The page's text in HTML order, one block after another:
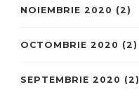
NOIEMBRIE 2020 (2)
OCTOMBRIE 2020 (2)
SEPTEMBRIE 2020 (2)